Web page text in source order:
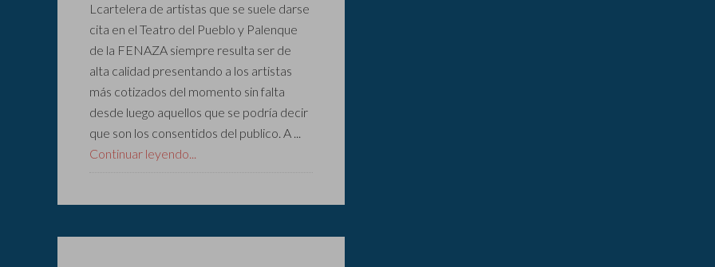
Lcartelera de artistas que se suele darse
cita en el Teatro del Pueblo y Palenque
de la FENAZA siempre resulta ser de
alta calidad presentando a los artistas
más cotizados del momento sin falta
desde luego aquellos que se podría decir
que son los consentidos del publico. A ...
Continuar leyendo...